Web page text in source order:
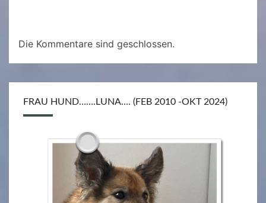
Die Kommentare sind geschlossen.
FRAU HUND…….LUNA…. (FEB 2010 -OKT 2024)